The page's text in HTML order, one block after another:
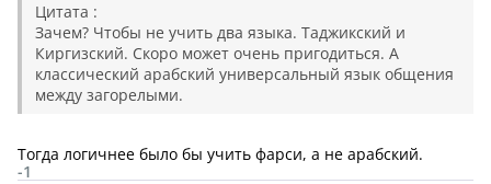
Цитата :
Зачем? Чтобы не учить два языка. Таджикский и
Киргизский. Скоро может очень пригодиться. А
классический арабский универсальный язык общения
между загорелыми.
Тогда логичнее было бы учить фарси, а не арабский.
-1